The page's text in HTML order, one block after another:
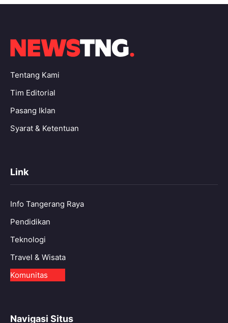
Tentang Kami
Tim Editorial
Pasang Iklan
Syarat & Ketentuan
Link
Info Tangerang Raya
Pendidikan
Teknologi
Travel & Wisata
Komunitas
Navigasi Situs